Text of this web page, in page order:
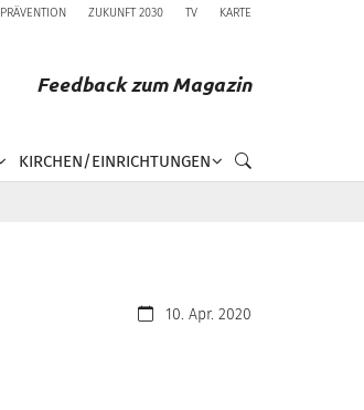
PRÄVENTION ZUKUNFT 2030 TV KARTE
Feedback zum Magazin
KIRCHEN/EINRICHTUNGEN
Datum:10. Apr. 2020